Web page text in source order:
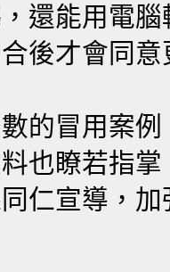
還能用電
後才會同
的冒用案
也瞭若指
仁宣導，